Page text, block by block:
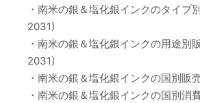
・南米の銀＆塩化銀インクのタイプ
2031)
・南米の銀＆塩化銀インクの用途別
2031)
・南米の銀＆塩化銀インクの国別販
・南米の銀＆塩化銀インクの国別消